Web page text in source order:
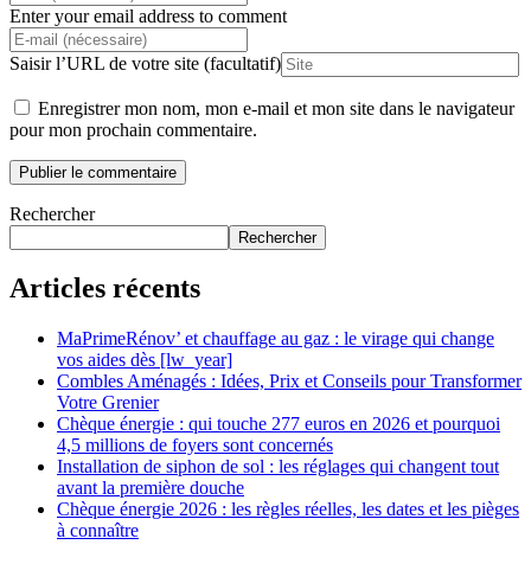
Enter your email address to comment
Saisir l’URL de votre site (facultatif)
Enregistrer mon nom, mon e-mail et mon site dans le navigateur
pour mon prochain commentaire.
Rechercher
Rechercher
Articles récents
MaPrimeRénov’ et chauffage au gaz : le virage qui change
vos aides dès [lw_year]
Combles Aménagés : Idées, Prix et Conseils pour Transformer
Votre Grenier
Chèque énergie : qui touche 277 euros en 2026 et pourquoi
4,5 millions de foyers sont concernés
Installation de siphon de sol : les réglages qui changent tout
avant la première douche
Chèque énergie 2026 : les règles réelles, les dates et les pièges
à connaître